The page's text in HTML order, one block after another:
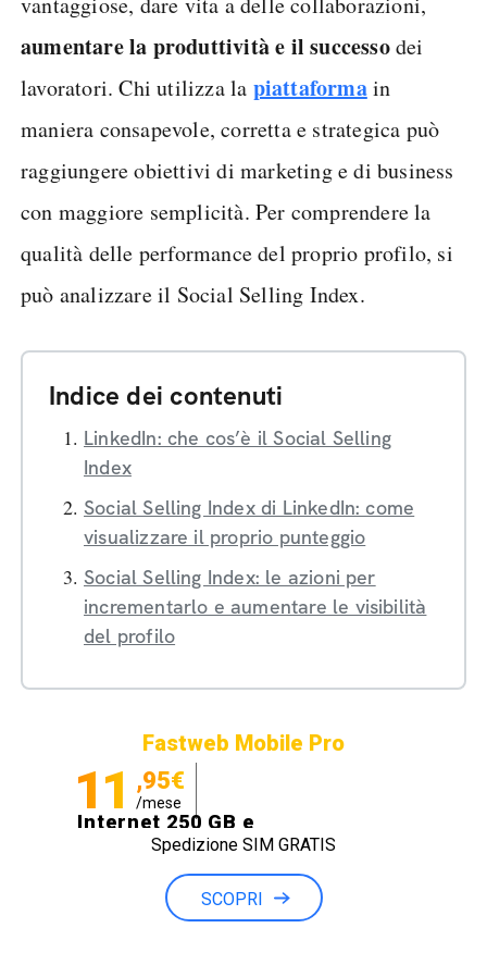
aumentare la produttività e il successodei
lavoratori. Chi utilizza la piattaformain
maniera consapevole, corretta e strategica può
raggiungere obiettivi di marketing e di business
con maggiore semplicità. Per comprendere la
qualità delle performance del proprio profilo, si
può analizzare il Social Selling Index.
Indice dei contenuti
LinkedIn: che cos’è il Social Selling
Index
Social Selling Index di LinkedIn: come
visualizzare il proprio punteggio
Social Selling Index: le azioni per
incrementarlo e aumentare le visibilità
del profilo
Fastweb Mobile Pro
11 ,95€
/mese
Internet 250 GB e
Minuti illimitati
Spedizione SIM GRATIS
SCOPRI